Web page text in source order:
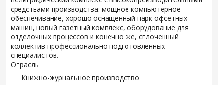
средствами производства: мощное компьютерное
обеспечивание, хорошо оснащенный парк офсетных
машин, новый газетный комплекс, оборудование для
отделочных процессов и конечно же, сплоченный
коллектив профессионально подготовленных
специалистов.
Отрасль
Книжно-журнальное производство